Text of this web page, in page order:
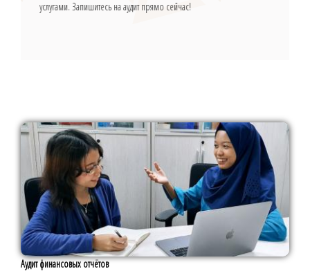
услугами. Запишитесь на аудит прямо сейчас!
Аудит финансовых отчётов